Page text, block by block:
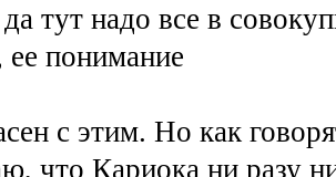
тут надо все в
ее понимание
с этим. Но как
что Кариока ни разу